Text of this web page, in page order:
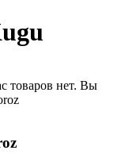
товаров нет. Вы